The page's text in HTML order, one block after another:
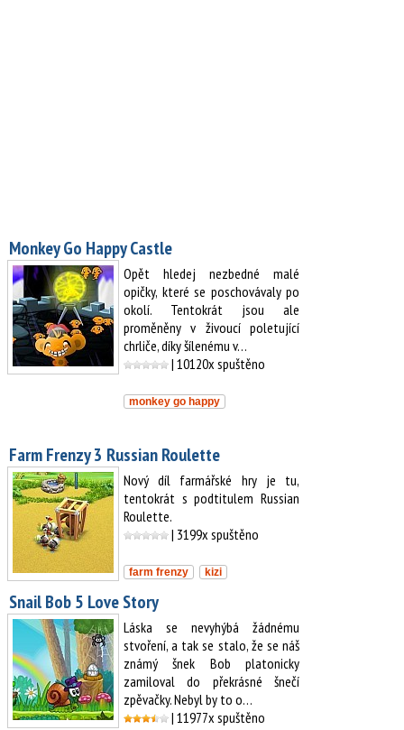
Monkey Go Happy Castle
Opět hledej nezbedné malé
opičky, které se poschovávaly po
okolí. Tentokrát jsou ale
proměněny v živoucí poletující
chrliče, díky šílenému v…
| 10120x spuštěno
monkey go happy
Farm Frenzy 3 Russian Roulette
Nový díl farmářské hry je tu,
tentokrát s podtitulem Russian
Roulette.
| 3199x spuštěno
farm frenzy kizi
Snail Bob 5 Love Story
Láska se nevyhýbá žádnému
stvoření, a tak se stalo, že se náš
známý šnek Bob platonicky
zamiloval do překrásné šnečí
zpěvačky. Nebyl by to o…
| 11977x spuštěno